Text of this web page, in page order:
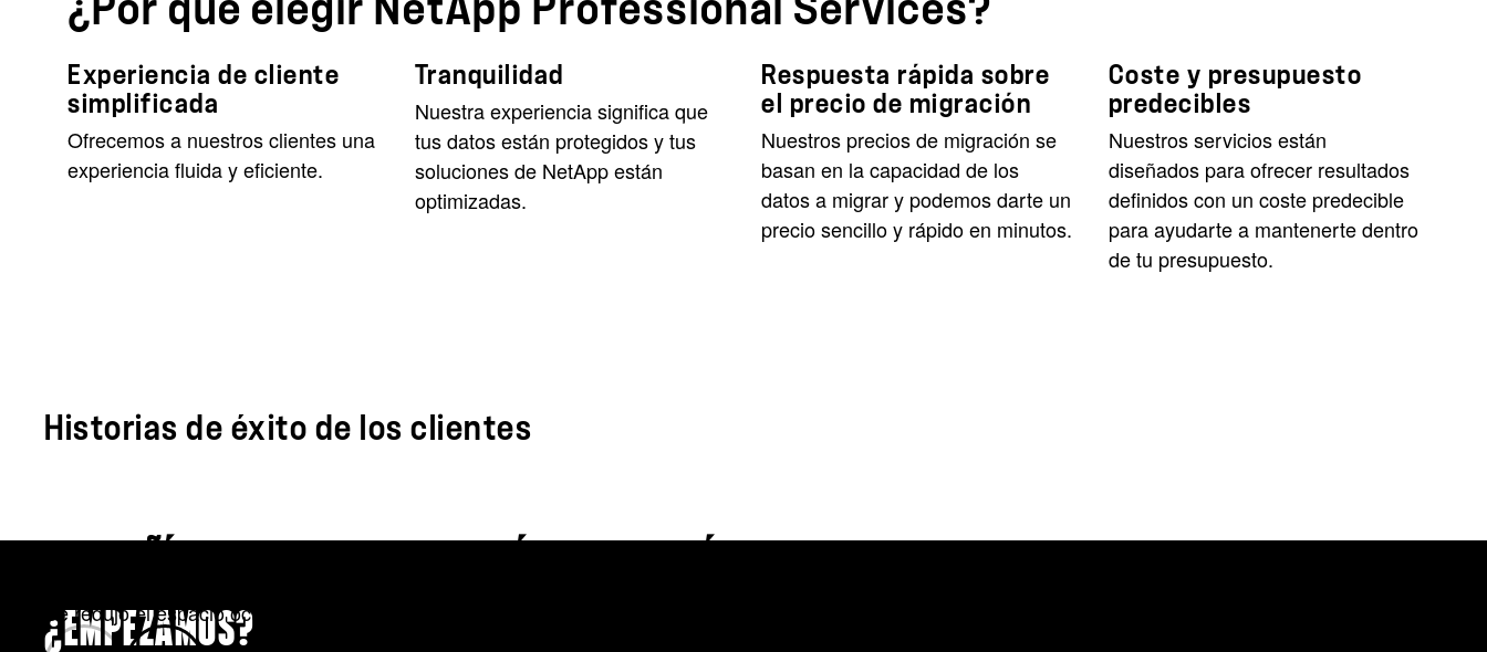
¿Por qué elegir NetApp Professional Services?
Experiencia de cliente
simplificada
Ofrecemos a nuestros clientes una
experiencia fluida y eficiente.
Tranquilidad
Nuestra experiencia significa que
tus datos están protegidos y tus
soluciones de NetApp están
optimizadas.
Respuesta rápida sobre
el precio de migración
Nuestros precios de migración se
basan en la capacidad de los
datos a migrar y podemos darte un
precio sencillo y rápido en minutos.
Coste y presupuesto
predecibles
Nuestros servicios están
diseñados para ofrecer resultados
definidos con un coste predecible
para ayudarte a mantenerte dentro
de tu presupuesto.
Historias de éxito de los clientes
Se redujo el espacio ocupado en más de 4 veces, se redujo el software y hardware en un 40% y se ahorraron 1.3M de horas SLA.
¿EMPEZAMOS?